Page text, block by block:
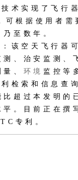
术实现了飞行
根据使用者需
至数年。
该空天飞行器
测、治安监测、
、 环境 监控等
检索和信息查
比超过本发明的
平。目前正在撰
专利。